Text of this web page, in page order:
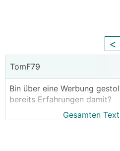
<
TomF79
Bin über eine Werbung
bereits Erfahrungen damit?
https://oe24energy.at/
Gesamten